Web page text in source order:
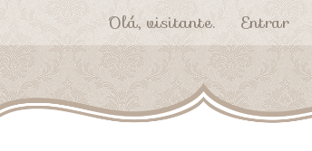
Olá, visitante. Entrar